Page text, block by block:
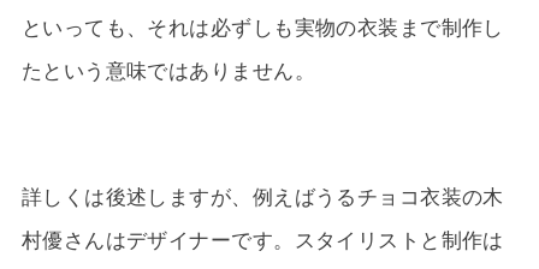
といっても、それは必ずしも実物の衣装まで制作し
たという意味ではありません。
詳しくは後述しますが、例えばうるチョコ衣装の木
村優さんはデザイナーです。スタイリストと制作は